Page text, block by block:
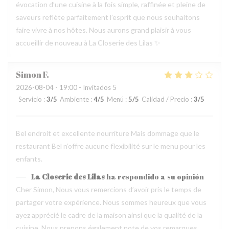
évocation d’une cuisine à la fois simple, raffinée et pleine de
saveurs reflète parfaitement l’esprit que nous souhaitons
faire vivre à nos hôtes. Nous aurons grand plaisir à vous
accueillir de nouveau à La Closerie des Lilas ✨
SimonF
2026-08-04 - 19:00 - Invitados 5
Servicio : 3/5 Ambiente : 4/5 Menú : 5/5 Calidad / Precio : 3/5
Bel endroit et excellente nourriture Mais dommage que le
restaurant Bel n’offre aucune flexibilité sur le menu pour les
enfants.
La Closerie des Lilasha respondido a su opinión
Cher Simon, Nous vous remercions d’avoir pris le temps de
partager votre expérience. Nous sommes heureux que vous
ayez apprécié le cadre de la maison ainsi que la qualité de la